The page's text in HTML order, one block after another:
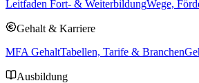
Leitfaden Fort- & WeiterbildungWege,
Gehalt & Karriere
MFA GehaltTabellen, Tarife & Branchen
Ausbildung